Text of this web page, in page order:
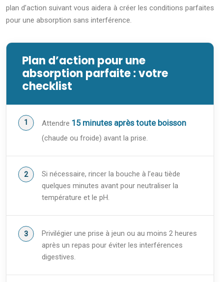
plan d’action suivant vous aidera à créer les conditions parfaites
pour une absorption sans interférence.
Plan d’action pour une
absorption parfaite : votre
checklist
Attendre 15 minutes après toute boisson
(chaude ou froide) avant la prise.
Si nécessaire, rincer la bouche à l’eau tiède
quelques minutes avant pour neutraliser la
température et le pH.
Privilégier une prise à jeun ou au moins 2 heures
après un repas pour éviter les interférences
digestives.